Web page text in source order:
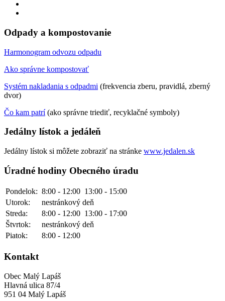
Odpady a kompostovanie
Harmonogram odvozu odpadu
Ako správne kompostovať
Systém nakladania s odpadmi (frekvencia zberu, pravidlá, zberný
dvor)
Čo kam patrí(ako správne triediť, recyklačné symboly)
Jedálny lístok a jedáleň
Jedálny lístok si môžete zobraziť na stránke www.jedalen.sk
Úradné hodiny Obecného úradu
Pondelok: 8:00 - 12:00 13:00 - 15:00
Utorok:
nestránkový deň
Streda:
8:00 - 12:00 13:00 - 17:00
Štvrtok:
nestránkový deň
Piatok:
8:00 - 12:00
Kontakt
Obec Malý Lapáš
Hlavná ulica 87/4
951 04 Malý Lapáš